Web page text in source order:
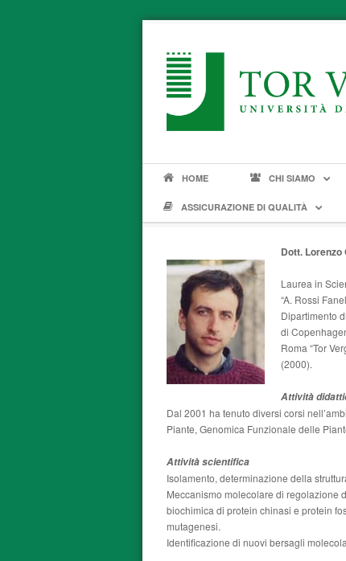
HOME CHI SIAMO
ASSICURAZIONE DI QUALITÀ
Dott.
Laurea in
“A. Rossi
Dipartimento
di
Roma “Tor
(2000).
Attività
Dal 2001 ha tenuto diversi corsi
Piante, Genomica Funzionale delle
Attività scientifica
Isolamento, determinazione della
Meccanismo molecolare di regolazione
biochimica di protein chinasi e protein
mutagenesi.
Identificazione di nuovi bersagli